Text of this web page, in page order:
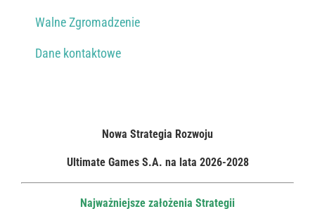
Walne Zgromadzenie
Dane kontaktowe
Nowa Strategia Rozwoju
Ultimate Games S.A. na lata 2026-2028
Najważniejsze założenia Strategii